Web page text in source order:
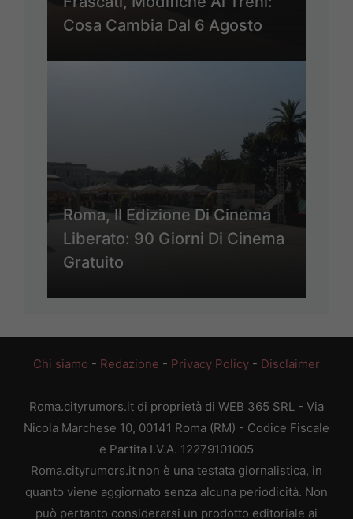
Cosa Cambia Dal 6 Agosto
Roma, II Edizione Di Cinema
Liberato: 90 Giorni Di Cinema
Gratuito
Chi siamo - Redazione - Privacy Policy - Disclaimer
Roma.cityrumors.it di proprietà di WEB 365 SRL - Via
Nicola Marchese 10, 00141 Roma (RM) - Codice Fiscale
e Partita I.V.A. 12279101005
Roma.cityrumors.it non è una testata giornalistica, in
quanto viene aggiornato senza alcuna periodicità. Non
può pertanto considerarsi un prodotto editoriale ai